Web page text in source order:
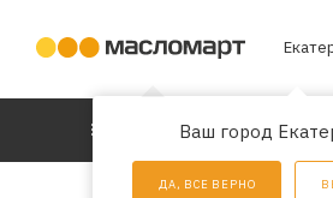
Ваш город
ДА, ВСЕ ВЕРНО
КАТАЛОГ